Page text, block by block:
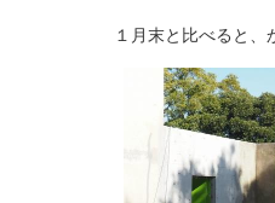
１月末と比べると、